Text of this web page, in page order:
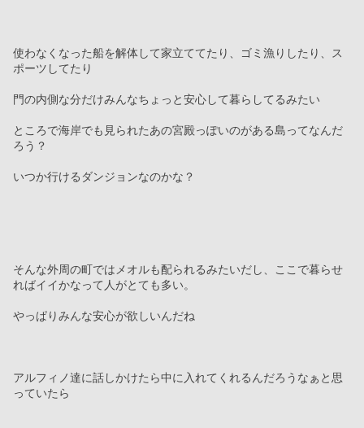
使わなくなった船を解体して家立ててたり、ゴミ漁りしたり、ス
ポーツしてたり
門の内側な分だけみんなちょっと安心して暮らしてるみたい
ところで海岸でも見られたあの宮殿っぽいのがある島ってなんだ
ろう？
いつか行けるダンジョンなのかな？
そんな外周の町ではメオルも配られるみたいだし、ここで暮らせ
ればイイかなって人がとても多い。
やっぱりみんな安心が欲しいんだね
アルフィノ達に話しかけたら中に入れてくれるんだろうなぁと思
っていたら